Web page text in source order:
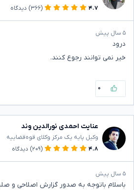
۴.۷
(۳۶۶) دیدگاه
۵ سال پیش
درود
خیر نمی توانند رجوع کنند.
۰
عنایت احمدی نورالدین وند
وکیل پایه یک مرکز وکلای قوه‌قضاییه
۴.۸
(۲۰۹) دیدگاه
۵ سال پیش
باسلام باتوجه به صدور گزارش اصلاحی و